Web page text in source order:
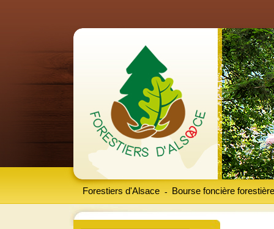
Forestiers d'Alsace Bourse foncière forestière
-